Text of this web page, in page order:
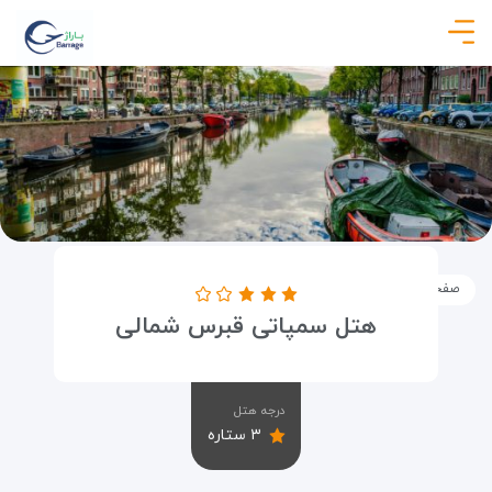
صفحه نخست اقامتگاه ها هتل سمپاتی قبرس شمالی
هتل سمپاتی قبرس شمالی
درجه هتل